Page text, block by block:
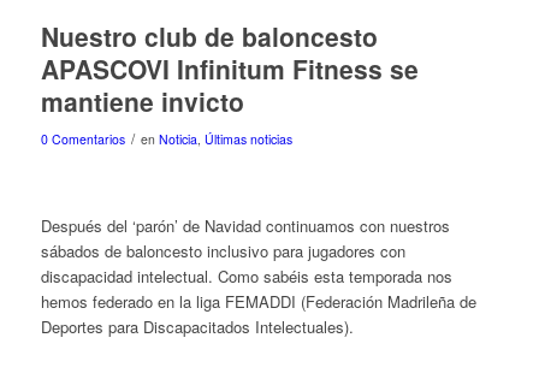
Nuestro club de baloncesto
APASCOVI Infinitum Fitness se
mantiene invicto
0 Comentarios / en Noticia, Últimas noticias
Después del ‘parón’ de Navidad continuamos con nuestros
sábados de baloncesto inclusivo para jugadores con
discapacidad intelectual. Como sabéis esta temporada nos
hemos federado en la liga FEMADDI (Federación Madrileña de
Deportes para Discapacitados Intelectuales).